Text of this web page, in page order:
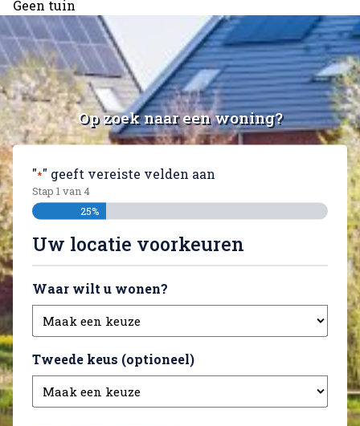
Geen tuin
Op zoek naar een woning?
"*" geeft vereiste velden aan
Stap 1van4
25%
Uw locatie voorkeuren
Waar wilt u wonen?
Tweede keus (optioneel)